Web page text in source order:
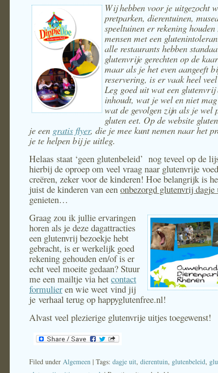
Wij hebben voor je uitgezocht
pretparken, dierentuinen,
speeltuinen er rekening houden
mensen met een
alle restaurants hebben
glutenvrije gerechten op de
maar als je het even aangeeft
reservering, is er vaak heel
Leg goed uit wat een glutenvrij
inhoudt, wat je wel en niet
wat de gevolgen zijn als je wel
gluten eet. Op de website
je een gratis flyer, die je mee kunt nemen naar het
je te helpen bij je uitleg.
Helaas staat ‘geen glutenbeleid’ nog teveel op de
hierbij de oproep om veel vraag naar glutenvrije
creëren, zeker voor de kinderen! Hoe belangrijk is
juist de kinderen van een onbezorgd glutenvrij dagje
genieten…
Graag zou ik jullie ervaringen
horen als je deze dagattracties
een glutenvrij bezoekje hebt
gebracht, is er werkelijk goed
rekening gehouden en/of is er
echt veel moeite gedaan? Stuur
me een mailtje via het contact
formulier en wie weet vind jij
je verhaal terug op happyglutenfree.nl!
Alvast veel plezierige glutenvrije uitjes toegewenst!
Filed under Algemeen | Tags: dagje uit, dierentuin, glutenbeleid,